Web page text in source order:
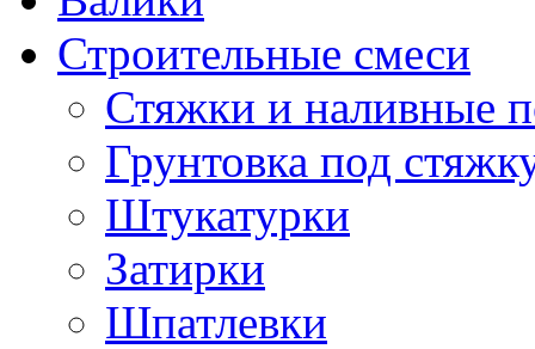
Строительные смеси
Стяжки и наливные
Грунтовка под
Штукатурки
Затирки
Шпатлевки